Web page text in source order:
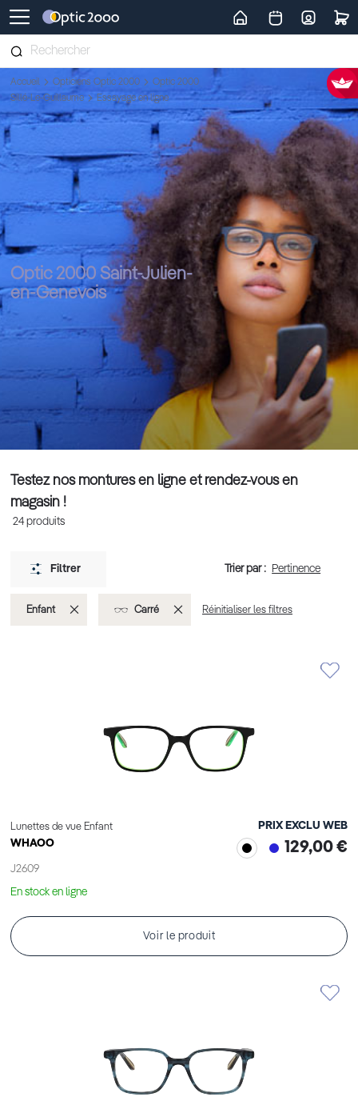
Retour vers la page d'accueil
Accueil Opticiens Optic 2000
Optic 2000
Sillé-Le-Guillaume
Essayage en ligne
Optic 2000 Saint-Julien-
en-Genevois
Testez nos montures en ligne et rendez-vous en
magasin !
24produits
Lunettes de vue Enfant
WHAOO
J2609
PRIX EXCLU WEB
129,00 €
En stock en ligne
Voir le produit
Filtrer Trier par :
Enfant Supprimer Carré Supprimer
Réinitialiser les filtres